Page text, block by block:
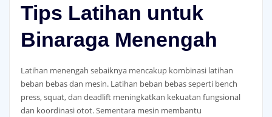
Tips Latihan untuk
Binaraga Menengah
Latihan menengah sebaiknya mencakup kombinasi latihan
beban bebas dan mesin. Latihan beban bebas seperti bench
press, squat, dan deadlift meningkatkan kekuatan fungsional
dan koordinasi otot. Sementara mesin membantu